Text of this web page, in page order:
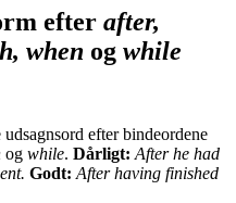
efter after,
when og while
efter bindeordene
og while. Dårligt: After he had
Godt: After having finished